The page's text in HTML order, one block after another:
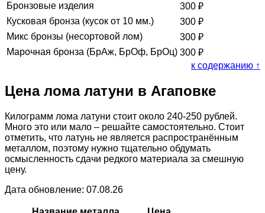
Бронзовые изделия
300 ₽
Кусковая бронза (кусок от 10 мм.)
300 ₽
Микс бронзы (несортовой лом)
300 ₽
Марочная бронза (БрАж, БрОф, БрОц) 300 ₽
к содержанию ↑
Цена лома латуни в Агаповке
Килограмм лома латуни стоит около 240-250 рублей.
Много это или мало – решайте самостоятельно. Стоит
отметить, что латунь не является распространённым
металлом, поэтому нужно тщательно обдумать
осмысленность сдачи редкого материала за смешную
цену.
Дата обновление: 07.08.26